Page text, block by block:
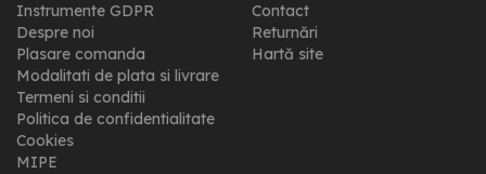
Instrumente GDPR
Despre noi
Plasare comanda
Modalitati de plata si livrare
Termeni si conditii
Politica de confidentialitate
Cookies
MIPE
Contact
Returnări
Hartă site